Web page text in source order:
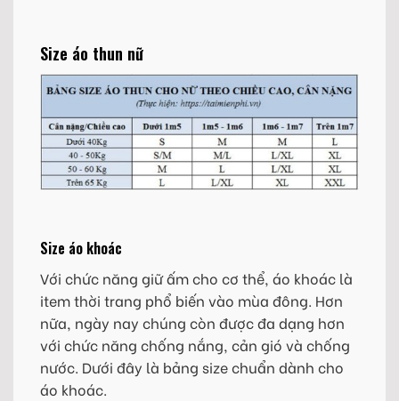
Size áo thun nữ
Size áo khoác
Với chức năng giữ ấm cho cơ thể, áo khoác là
item thời trang phổ biến vào mùa đông. Hơn
nữa, ngày nay chúng còn được đa dạng hơn
với chức năng chống nắng, cản gió và chống
nước. Dưới đây là bảng size chuẩn dành cho
áo khoác.